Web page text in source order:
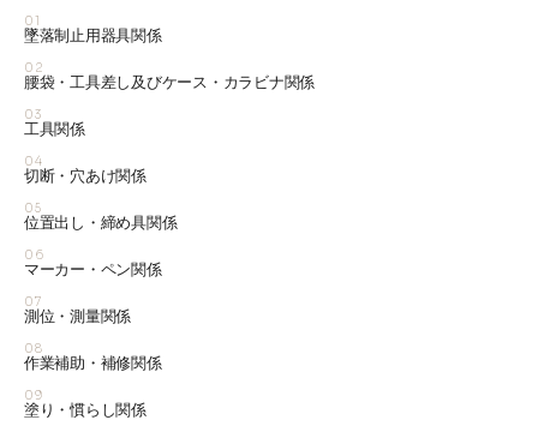
01
墜落制止用器具関係
02
腰袋・工具差し及びケース・カラビナ関係
03
工具関係
04
切断・穴あけ関係
05
位置出し・締め具関係
06
マーカー・ペン関係
07
測位・測量関係
08
作業補助・補修関係
09
塗り・慣らし関係